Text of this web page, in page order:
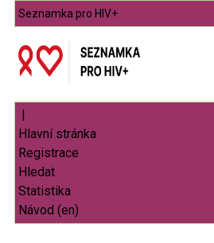
Seznamka pro HIV+
|